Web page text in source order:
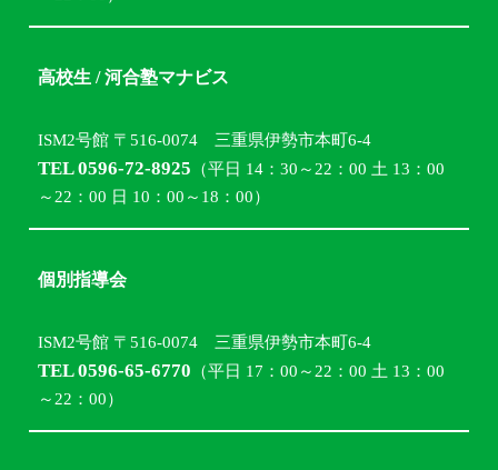
高校生 / 河合塾マナビス
ISM2号館 〒516-0074 三重県伊勢市本町6-4
TEL 0596-72-8925 （平日 14：30～22：00 土 13：00
～22：00 日 10：00～18：00）
個別指導会
ISM2号館 〒516-0074 三重県伊勢市本町6-4
TEL 0596-65-6770 （平日 17：00～22：00 土 13：00
～22：00）